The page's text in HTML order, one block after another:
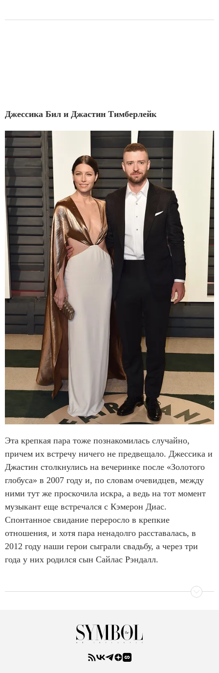
Джессика Бил и Джастин Тимберлейк
Эта крепкая пара тоже познакомилась случайно,
причем их встречу ничего не предвещало. Джессика и
Джастин столкнулись на вечеринке после «Золотого
глобуса» в 2007 году и, по словам очевидцев, между
ними тут же проскочила искра, а ведь на тот момент
музыкант еще встречался с Кэмерон Диас.
Спонтанное свидание переросло в крепкие
отношения, и хотя пара ненадолго расставалась, в
2012 году наши герои сыграли свадьбу, а через три
года у них родился сын Сайлас Рэндалл.